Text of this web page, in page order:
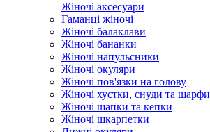
Жіночі аксесуари
Гаманці жіночі
Жіночі балаклави
Жіночі бананки
Жіночі напульсники
Жіночі окуляри
Жіночі пов'язки на голову
Жіночі хустки, снуди та шарфи
Жіночі шапки та кепки
Жіночі шкарпетки